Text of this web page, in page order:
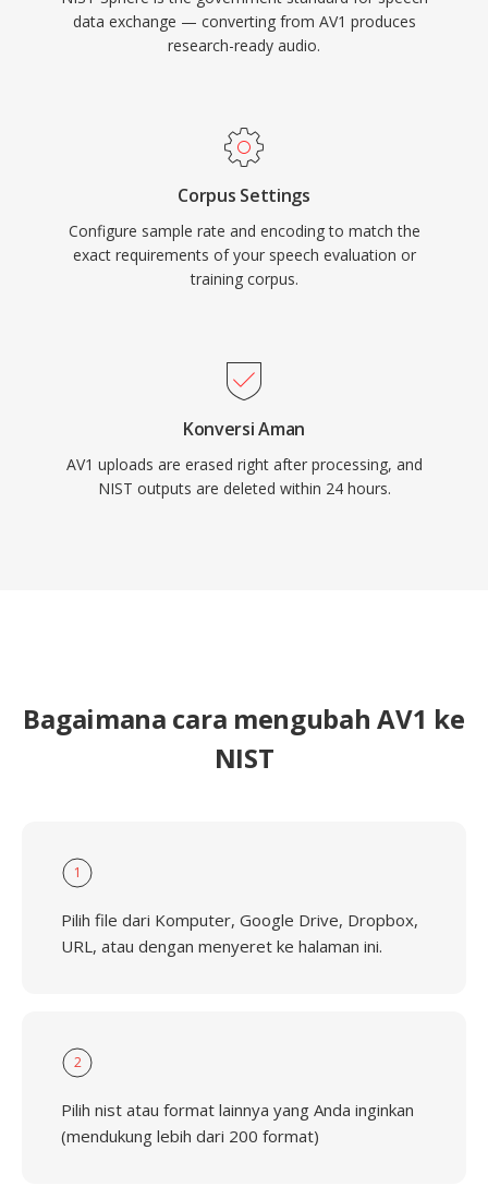
data exchange — converting from AV1 produces
research-ready audio.
Corpus Settings
Configure sample rate and encoding to match the
exact requirements of your speech evaluation or
training corpus.
Konversi Aman
AV1 uploads are erased right after processing, and
NIST outputs are deleted within 24 hours.
Bagaimana cara mengubah AV1 ke
NIST
1
Pilih file dari Komputer, Google Drive, Dropbox,
URL, atau dengan menyeret ke halaman ini.
2
Pilih nist atau format lainnya yang Anda inginkan
(mendukung lebih dari 200 format)